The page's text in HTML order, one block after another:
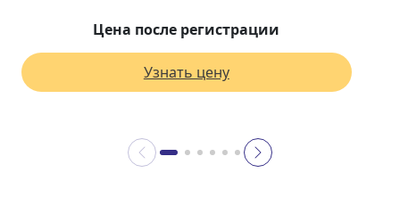
Цена после регистрации
Узнать цену